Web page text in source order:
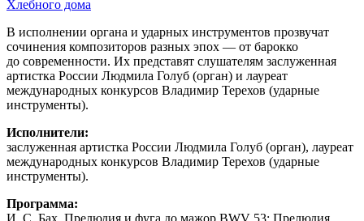
Хлебного дома
В исполнении органа и ударных инструментов прозвучат
сочинения композиторов разных эпох — от барокко
до современности. Их представят слушателям заслуженная
артистка России Людмила Голуб (орган) и лауреат
международных конкурсов Владимир Терехов (ударные
инструменты).
Исполнители:
заслуженная артистка России Людмила Голуб (орган), лауреат
международных конкурсов Владимир Терехов (ударные
инструменты).
Программа:
И. С. Бах. Прелюдия и фуга до мажор BWV 53; Прелюдия,